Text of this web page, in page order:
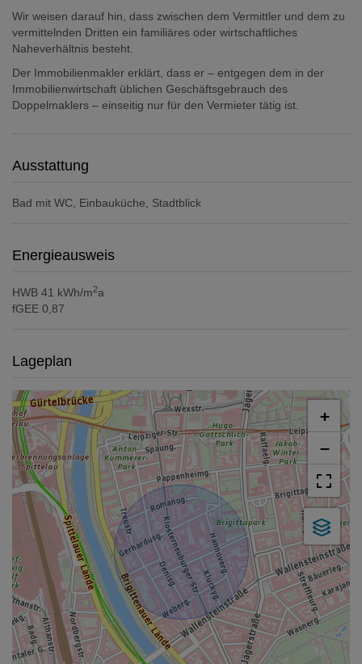
Wir weisen darauf hin, dass zwischen dem Vermittler und dem zu
vermittelnden Dritten ein familiäres oder wirtschaftliches
Naheverhältnis besteht.
Der Immobilienmakler erklärt, dass er – entgegen dem in der
Immobilienwirtschaft üblichen Geschäftsgebrauch des
Doppelmaklers – einseitig nur für den Vermieter tätig ist.
Ausstattung
Bad mit WC Einbauküche Stadtblick
Energieausweis
HWB 41 kWh/m2a
fGEE 0,87
Lageplan
+
−